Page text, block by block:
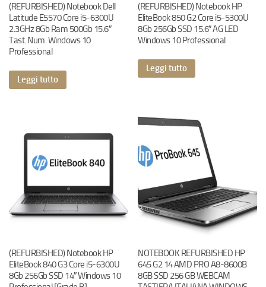
(REFURBISHED) Notebook Dell
Latitude E5570 Core i5-6300U
2.3GHz 8Gb Ram 500Gb 15.6″
Tast. Num. Windows 10
Professional
Leggi tutto
(REFURBISHED) Notebook HP
EliteBook 850 G2 Core i5-5300U
8Gb 256Gb SSD 15.6″ AG LED
Windows 10 Professional
Leggi tutto
(REFURBISHED) Notebook HP
EliteBook 840 G3 Core i5-6300U
8Gb 256Gb SSD 14″ Windows 10
NOTEBOOK REFURBISHED HP
645 G2 14 AMD PRO A8-8600B
8GB SSD 256 GB WEBCAM